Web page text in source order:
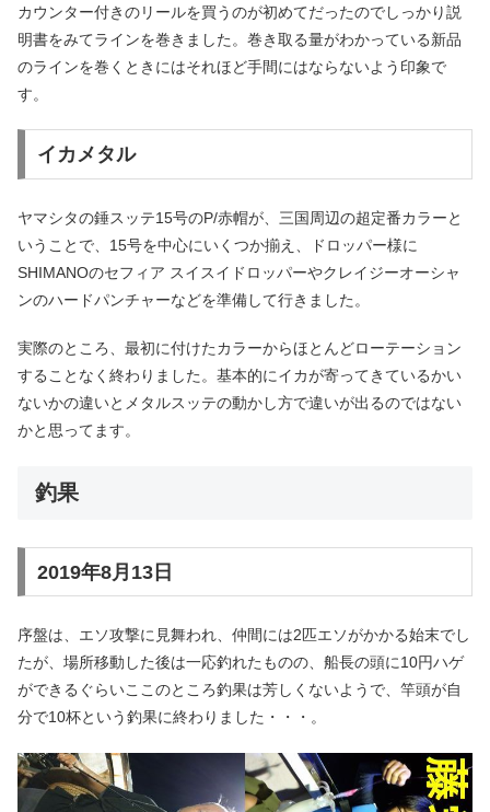
カウンター付きのリールを買うのが初めてだったのでしっかり説
明書をみてラインを巻きました。巻き取る量がわかっている新品
のラインを巻くときにはそれほど手間にはならないよう印象で
す。
イカメタル
ヤマシタの錘スッテ15号のP/赤帽が、三国周辺の超定番カラーと
いうことで、15号を中心にいくつか揃え、ドロッパー様に
SHIMANOのセフィア スイスイドロッパーやクレイジーオーシャ
ンのハードパンチャーなどを準備して行きました。
実際のところ、最初に付けたカラーからほとんどローテーション
することなく終わりました。基本的にイカが寄ってきているかい
ないかの違いとメタルスッテの動かし方で違いが出るのではない
かと思ってます。
釣果
2019年8月13日
序盤は、エソ攻撃に見舞われ、仲間には2匹エソがかかる始末でし
たが、場所移動した後は一応釣れたものの、船長の頭に10円ハゲ
ができるぐらいここのところ釣果は芳しくないようで、竿頭が自
分で10杯という釣果に終わりました・・・。